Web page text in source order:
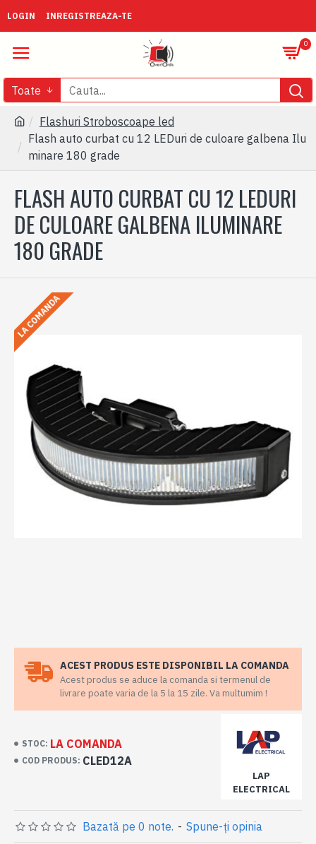
LOGIN INREGISTREAZA-TE
0
Toate
Flashuri Stroboscoape led
Flash auto curbat cu 12 LEDuri de culoare galbena Ilu
minare 180 grade
FLASH AUTO CURBAT CU 12 LEDURI
DE CULOARE GALBENA ILUMINARE
180 GRADE
LA COMANDA
ACEST PRODUS ESTE DISPONIBIL LA COMANDA
Acest produs se aduce la comanda si termenul de
livrare poate varia de la 5 la 15 zile. Va multumim !
STOC: LA COMANDA
COD PRODUS: CLED12A
LAP
ELECTRICAL
Bazată pe 0 note. - Spune-ţi opinia